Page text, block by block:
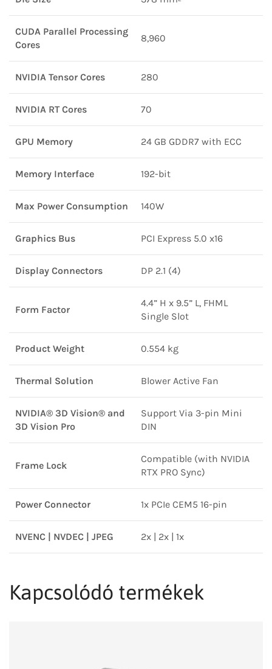
CUDA Parallel Processing
Cores
8,960
NVIDIA Tensor Cores 280
NVIDIA RT Cores 70
GPU Memory 24 GB GDDR7 with ECC
Memory Interface 192-bit
Max Power Consumption 140W
Graphics Bus PCI Express 5.0 x16
Display Connectors DP 2.1 (4)
Form Factor
4.4” H x 9.5” L, FHML
Single Slot
Product Weight 0.554 kg
Thermal Solution Blower Active Fan
NVIDIA® 3D Vision® and
3D Vision Pro
Support Via 3-pin Mini
DIN
Frame Lock
Compatible (with NVIDIA
RTX PRO Sync)
Power Connector 1x PCIe CEM5 16-pin
NVENC | NVDEC | JPEG 2x | 2x | 1x
Kapcsolódó termékek